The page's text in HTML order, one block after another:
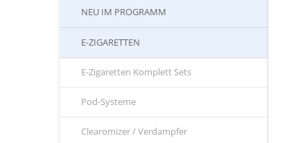
NEU IM PROGRAMM
E-ZIGARETTEN
E-Zigaretten Komplett Sets
Pod-Systeme
Clearomizer / Verdampfer